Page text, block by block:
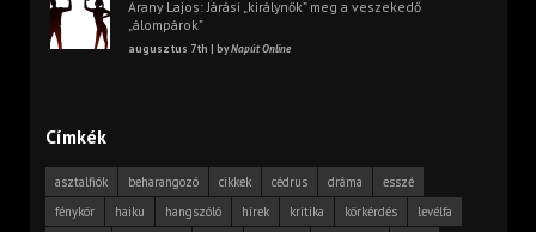
Arany Lajos: Járási „királynők” meg a veszekedő
„álompárok”
augusztus 7th | byNapút Online
Címkék
asztalfiók beharangozó cikkek cédrus dráma
esszé
fénykör
haiku hangszóló hírek kritika körkérdés
levélfa